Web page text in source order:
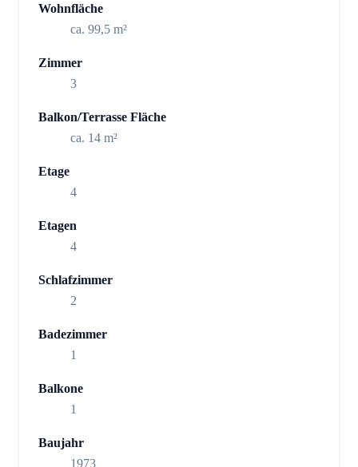
Wohnfläche
ca. 99,5 m²
Zimmer
3
Balkon/Terrasse Fläche
ca. 14 m²
Etage
4
Etagen
4
Schlafzimmer
2
Badezimmer
1
Balkone
1
Baujahr
1973